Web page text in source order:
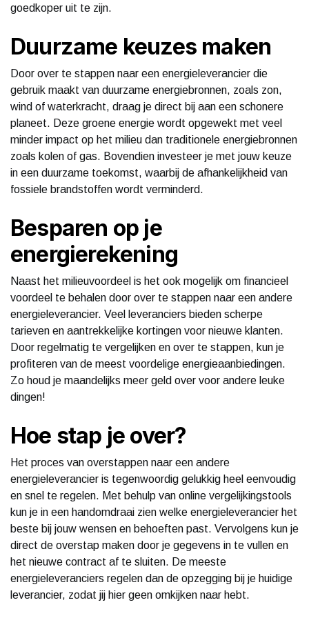
goedkoper uit te zijn.
Duurzame keuzes maken
Door over te stappen naar een energieleverancier die
gebruik maakt van duurzame energiebronnen, zoals zon,
wind of waterkracht, draag je direct bij aan een schonere
planeet. Deze groene energie wordt opgewekt met veel
minder impact op het milieu dan traditionele energiebronnen
zoals kolen of gas. Bovendien investeer je met jouw keuze
in een duurzame toekomst, waarbij de afhankelijkheid van
fossiele brandstoffen wordt verminderd.
Besparen op je
energierekening
Naast het milieuvoordeel is het ook mogelijk om financieel
voordeel te behalen door over te stappen naar een andere
energieleverancier. Veel leveranciers bieden scherpe
tarieven en aantrekkelijke kortingen voor nieuwe klanten.
Door regelmatig te vergelijken en over te stappen, kun je
profiteren van de meest voordelige energieaanbiedingen.
Zo houd je maandelijks meer geld over voor andere leuke
dingen!
Hoe stap je over?
Het proces van overstappen naar een andere
energieleverancier is tegenwoordig gelukkig heel eenvoudig
en snel te regelen. Met behulp van online vergelijkingstools
kun je in een handomdraai zien welke energieleverancier het
beste bij jouw wensen en behoeften past. Vervolgens kun je
direct de overstap maken door je gegevens in te vullen en
het nieuwe contract af te sluiten. De meeste
energieleveranciers regelen dan de opzegging bij je huidige
leverancier, zodat jij hier geen omkijken naar hebt.